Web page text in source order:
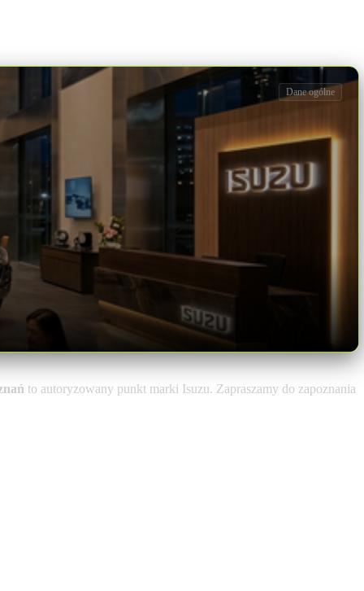
Dane ogólne
to autoryzowany punkt marki Isuzu. Zapraszamy do zapoznania